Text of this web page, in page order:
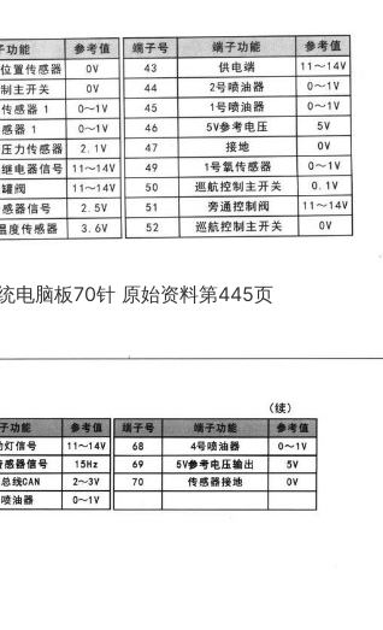
电脑板70针 原始资料第445页